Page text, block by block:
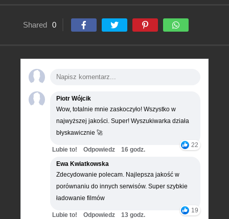
Shared 0
Piotr Wójcik
Wow, totalnie mnie zaskoczyło! Wszystko w
najwyższej jakości. Super! Wyszukiwarka działa
błyskawicznie 🚀
22
Lubie to! Odpowiedz
16 godz.
Ewa Kwiatkowska
Zdecydowanie polecam. Najlepsza jakość w
porównaniu do innych serwisów. Super szybkie
ładowanie filmów
19
Lubie to! Odpowiedz
13 godz.